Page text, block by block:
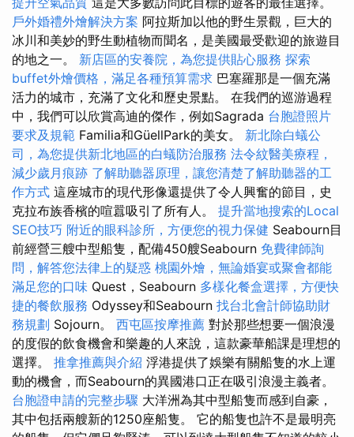
戶外婚禮外燴解決方案 阿拉斯加以他的野生景觀，巨大的
冰川和美妙的野生動植物而聞名，是美國最受歡迎的旅遊目
的地之一。 新店區的安養院，為您提供貼心服務 探索
buffet外燴價格，滿足各種預算需求 巴塞羅那是一個充滿
活力的城市，充滿了文化和歷史景點。 在我們的巡游過程
中，我們可以欣賞高迪的傑作，例如Sagrada 台胞證照片
要求及規範 Familia和GüellPark的美女。 新北除白蟻公
司，為您提供新北地區的白蟻防治服務 法令紋醫美療程，
減少歲月痕跡 了解助聽器原理，讓您清楚了解助聽器的工
作方式 這座城市的現代形像還提供了令人興奮的節目，史
克拉布族香檳的喧囂吸引了所有人。 提升當地搜索的Local
SEO技巧 附近的眼科診所，方便您的視力保健 Seabourn目
前經營三艘中型船隻，配備450艘Seabourn 免費律師詢
問，解答您法律上的疑惑 桃園外燴，無論婚宴或聚會都能
滿足您的口味 Quest，Seabourn 多樣化餐盒選擇，方便快
捷的餐飲服務 Odyssey和Seabourn 找台北會計師協助財
務規劃 Sojourn。 西屯區按摩推薦 對於那些想要一個浪漫
的度假的飲食機會和樂趣的人來說，這款豪華船課是理想的
選擇。 推拿推薦與介紹 浮港提供了娛樂有關船隻的水上運
動的機會，而Seabourn的異國港口正在吸引浪漫主義者。
台胞證申請的完整步驟 大洋洲為其中型船隻而感到自豪，
其中包括兩艘新的1250座船隻。 它的船隻也許不是最明亮